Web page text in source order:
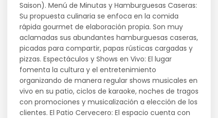
Saison). Menú de Minutas y Hamburguesas Caseras:
Su propuesta culinaria se enfoca en la comida
rápida gourmet de elaboración propia. Son muy
aclamadas sus abundantes hamburguesas caseras,
picadas para compartir, papas rústicas cargadas y
pizzas. Espectáculos y Shows en Vivo: El lugar
fomenta la cultura y el entretenimiento
organizando de manera regular shows musicales en
vivo en su patio, ciclos de karaoke, noches de tragos
con promociones y musicalización a elección de los
clientes. El Patio Cervecero: El espacio cuenta con